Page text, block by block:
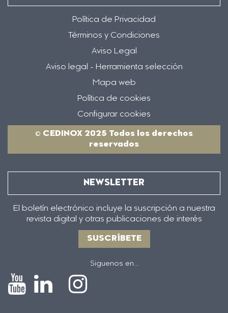
Política de Privacidad
Términos y Condiciones
Aviso Legal
Aviso legal - Herramienta selección
Mapa web
Política de cookies
Configurar cookies
© CEDINOX 2025 Todos los derechos
reservados
NEWSLETTER
El boletín electrónico incluye la suscripción a nuestra
revista digital y otras publicaciones de interés
SUSCRÍBETE
Siguenos en...
Icono
Icono
IconoIcono